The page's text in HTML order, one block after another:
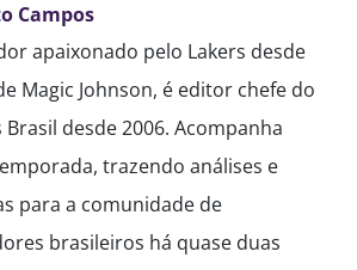
Campos
apaixonado pelo Lakers desde
Magic Johnson, é editor chefe do
Brasil desde 2006. Acompanha
trazendo análises e
para a comunidade de
brasileiros há quase duas